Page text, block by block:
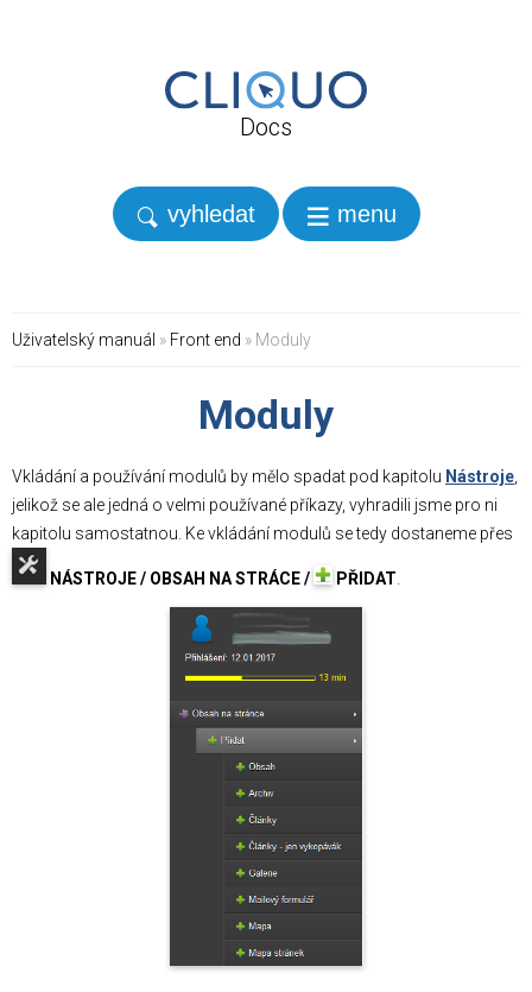
Docs
vyhledat menu
Uživatelský manuál » Front end » Moduly
Moduly
Vkládání a používání modulů by mělo spadat pod kapitolu Nástroje,
jelikož se ale jedná o velmi používané příkazy, vyhradili jsme pro ni
kapitolu samostatnou. Ke vkládání modulů se tedy dostaneme přes
NÁSTROJE / OBSAH NA STRÁCE / PŘIDAT.